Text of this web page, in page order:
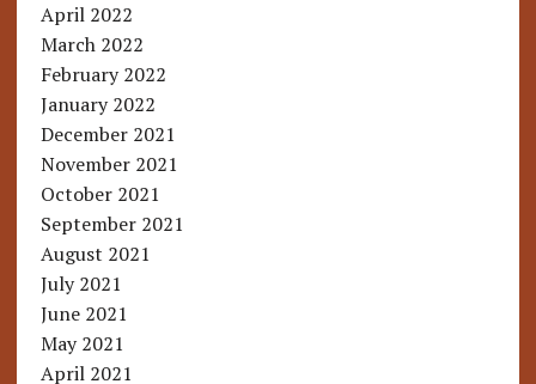
April 2022
March 2022
February 2022
January 2022
December 2021
November 2021
October 2021
September 2021
August 2021
July 2021
June 2021
May 2021
April 2021